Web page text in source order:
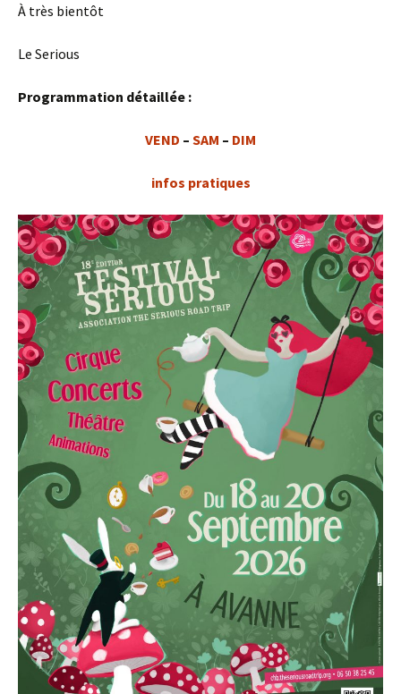
À très bientôt
Le Serious
Programmation détaillée :
VEND – SAM – DIM
infos pratiques